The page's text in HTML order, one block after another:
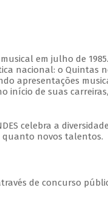
em julho de
nacional: o Quintas
apresentações
início de suas
celebra a
quanto novos talentos.
de concurso